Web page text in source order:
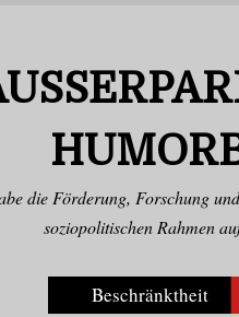
die Förderung, Forschung
soziopolitischen Rahmen
Beschränktheit